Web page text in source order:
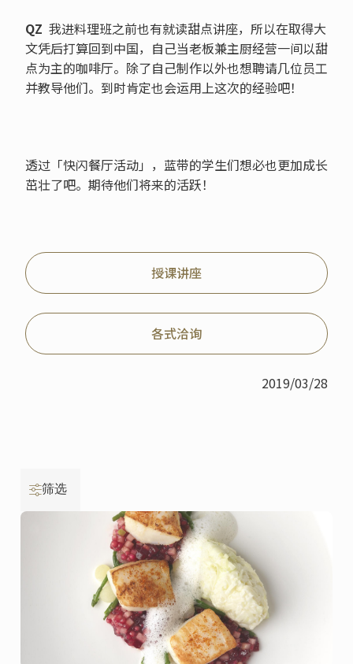
QZ 我进料理班之前也有就读甜点讲座，所以在取得大
文凭后打算回到中国，自己当老板兼主厨经营一间以甜
点为主的咖啡厅。除了自己制作以外也想聘请几位员工
并教导他们。到时肯定也会运用上这次的经验吧！
透过「快闪餐厅活动」，蓝带的学生们想必也更加成长
茁壮了吧。期待他们将来的活跃！
授课讲座
各式洽询
2019/03/28
筛选